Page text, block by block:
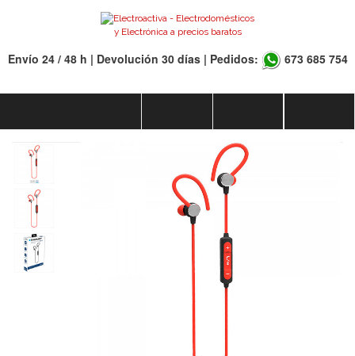
Envío 24 / 48 h | Devolución 30 días | Pedidos: 673 685 754